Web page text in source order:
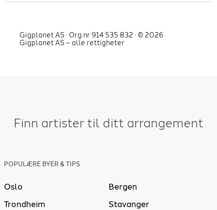
Gigplanet AS · Org.nr 914 535 832 · © 2026
Gigplanet AS – alle rettigheter
Finn artister til ditt arrangement
POPULÆRE BYER & TIPS
Oslo
Bergen
Trondheim
Stavanger